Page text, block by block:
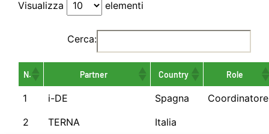
Visualizza elementi
Cerca:
N. Partner Country Role
1 i-DE Spagna
Coordinatore
2
TERNA
Italia